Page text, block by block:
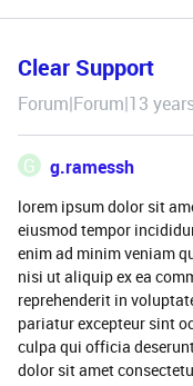
Clear Support
Forum|Forum|13
G g.ramessh
lorem ipsum dolor sit
eiusmod tempor
enim ad minim veniam
nisi ut aliquip ex ea
reprehenderit in
pariatur excepteur sint
culpa qui officia
dolor sit amet